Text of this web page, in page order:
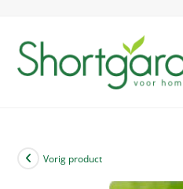
Vorig product